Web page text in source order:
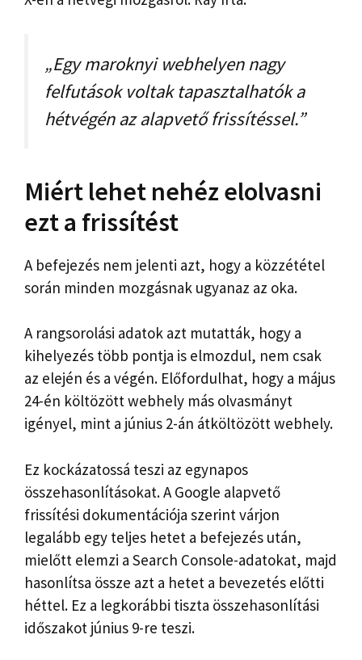
„Egy maroknyi webhelyen nagy
felfutások voltak tapasztalhatók a
hétvégén az alapvető frissítéssel.”
Miért lehet nehéz elolvasni
ezt a frissítést
A befejezés nem jelenti azt, hogy a közzététel
során minden mozgásnak ugyanaz az oka.
A rangsorolási adatok azt mutatták, hogy a
kihelyezés több pontja is elmozdul, nem csak
az elején és a végén. Előfordulhat, hogy a május
24-én költözött webhely más olvasmányt
igényel, mint a június 2-án átköltözött webhely.
Ez kockázatossá teszi az egynapos
összehasonlításokat. A Google alapvető
frissítési dokumentációja szerint várjon
legalább egy teljes hetet a befejezés után,
mielőtt elemzi a Search Console-adatokat, majd
hasonlítsa össze azt a hetet a bevezetés előtti
héttel. Ez a legkorábbi tiszta összehasonlítási
időszakot június 9-re teszi.